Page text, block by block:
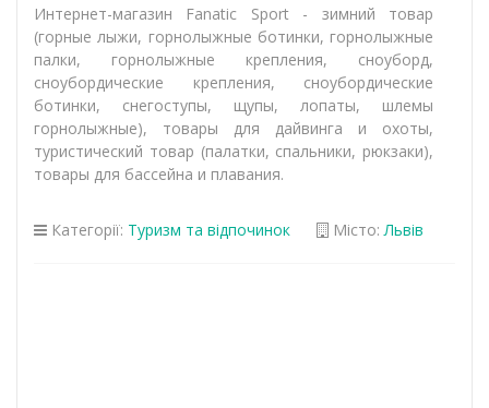
Интернет-магазин Fanatic Sport - зимний товар
(горные лыжи, горнолыжные ботинки, горнолыжные
палки, горнолыжные крепления, сноуборд,
сноубордические крепления, сноубордические
ботинки, снегоступы, щупы, лопаты, шлемы
горнолыжные), товары для дайвинга и охоты,
туристический товар (палатки, спальники, рюкзаки),
товары для бассейна и плавания.
Категорії: Туризм та відпочинок Місто:Львів